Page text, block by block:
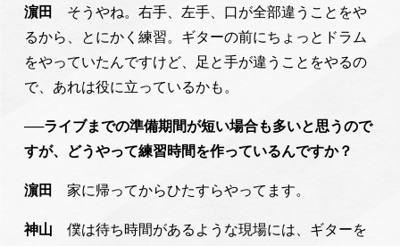
濵田
そうやね。右手、左手、口が全部違うことをや
るから、とにかく練習。ギターの前にちょっとドラム
をやっていたんですけど、足と手が違うことをやるの
で、あれは役に立っているかも。
──ライブまでの準備期間が短い場合も多いと思うので
すが、どうやって練習時間を作っているんですか？
濵田 家に帰ってからひたすらやってます。
神山僕は待ち時間があるような現場には、ギターを